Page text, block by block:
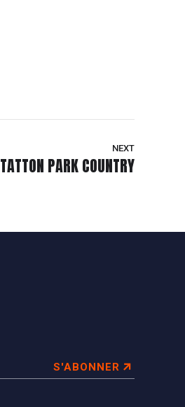
NEXT
TATTON PARK COUNTRY
S'ABONNER